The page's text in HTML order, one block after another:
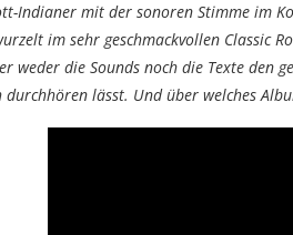
Indianer mit der sonoren Stimme im
im sehr geschmackvollen Classic
weder die Sounds noch die Texte den
durchhören lässt. Und über welches